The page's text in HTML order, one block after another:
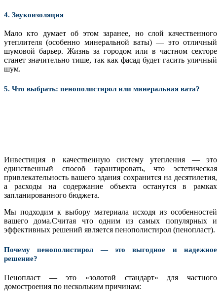
4. Звукоизоляция
Мало кто думает об этом заранее, но слой качественного
утеплителя (особенно минеральной ваты) — это отличный
шумовой барьер. Жизнь за городом или в частном секторе
станет значительно тише, так как фасад будет гасить уличный
шум.
5. Что выбрать: пенополистирол или минеральная вата?
Инвестиция в качественную систему утепления — это
единственный способ гарантировать, что эстетическая
привлекательность вашего здания сохранится на десятилетия,
а расходы на содержание объекта останутся в рамках
запланированного бюджета.
Мы подходим к выбору материала исходя из особенностей
вашего дома.Считая что одним из самых популярных и
эффективных решений является пенополистирол (пенопласт).
Почему пенополистирол — это выгодное и надежное
решение?
Пенопласт — это «золотой стандарт» для частного
домостроения по нескольким причинам: